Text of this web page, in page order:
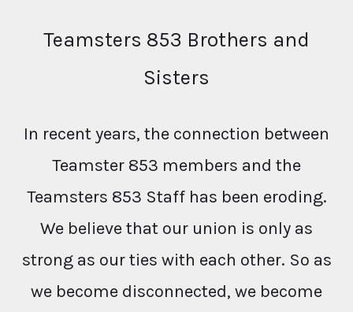
Teamsters 853 Brothers and
Sisters
In recent years, the connection between
Teamster 853 members and the
Teamsters 853 Staff has been eroding.
We believe that our union is only as
strong as our ties with each other. So as
we become disconnected, we become